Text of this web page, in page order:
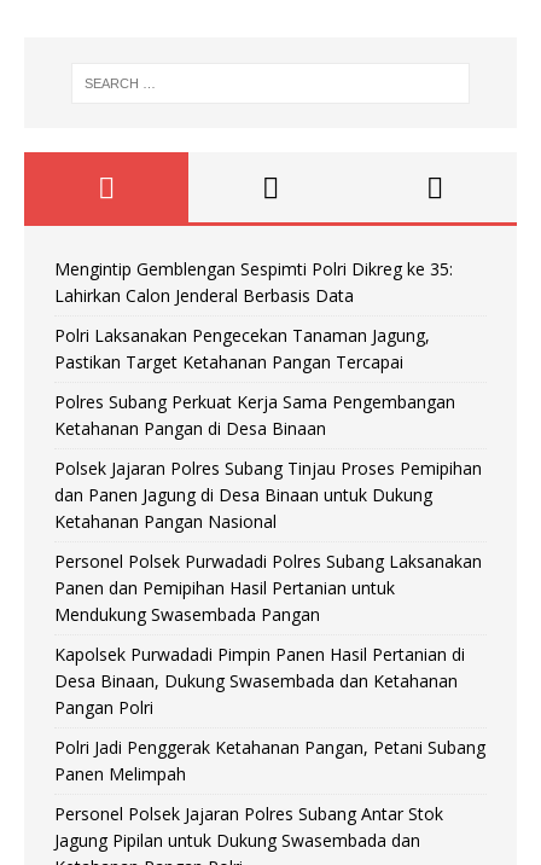
Mengintip Gemblengan Sespimti Polri Dikreg ke 35:
Lahirkan Calon Jenderal Berbasis Data
Polri Laksanakan Pengecekan Tanaman Jagung,
Pastikan Target Ketahanan Pangan Tercapai
Polres Subang Perkuat Kerja Sama Pengembangan
Ketahanan Pangan di Desa Binaan
Polsek Jajaran Polres Subang Tinjau Proses Pemipihan
dan Panen Jagung di Desa Binaan untuk Dukung
Ketahanan Pangan Nasional
Personel Polsek Purwadadi Polres Subang Laksanakan
Panen dan Pemipihan Hasil Pertanian untuk
Mendukung Swasembada Pangan
Kapolsek Purwadadi Pimpin Panen Hasil Pertanian di
Desa Binaan, Dukung Swasembada dan Ketahanan
Pangan Polri
Polri Jadi Penggerak Ketahanan Pangan, Petani Subang
Panen Melimpah
Personel Polsek Jajaran Polres Subang Antar Stok
Jagung Pipilan untuk Dukung Swasembada dan